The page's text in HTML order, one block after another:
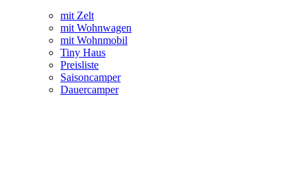
mit Zelt
mit Wohnwagen
mit Wohnmobil
Tiny Haus
Preisliste
Saisoncamper
Dauercamper